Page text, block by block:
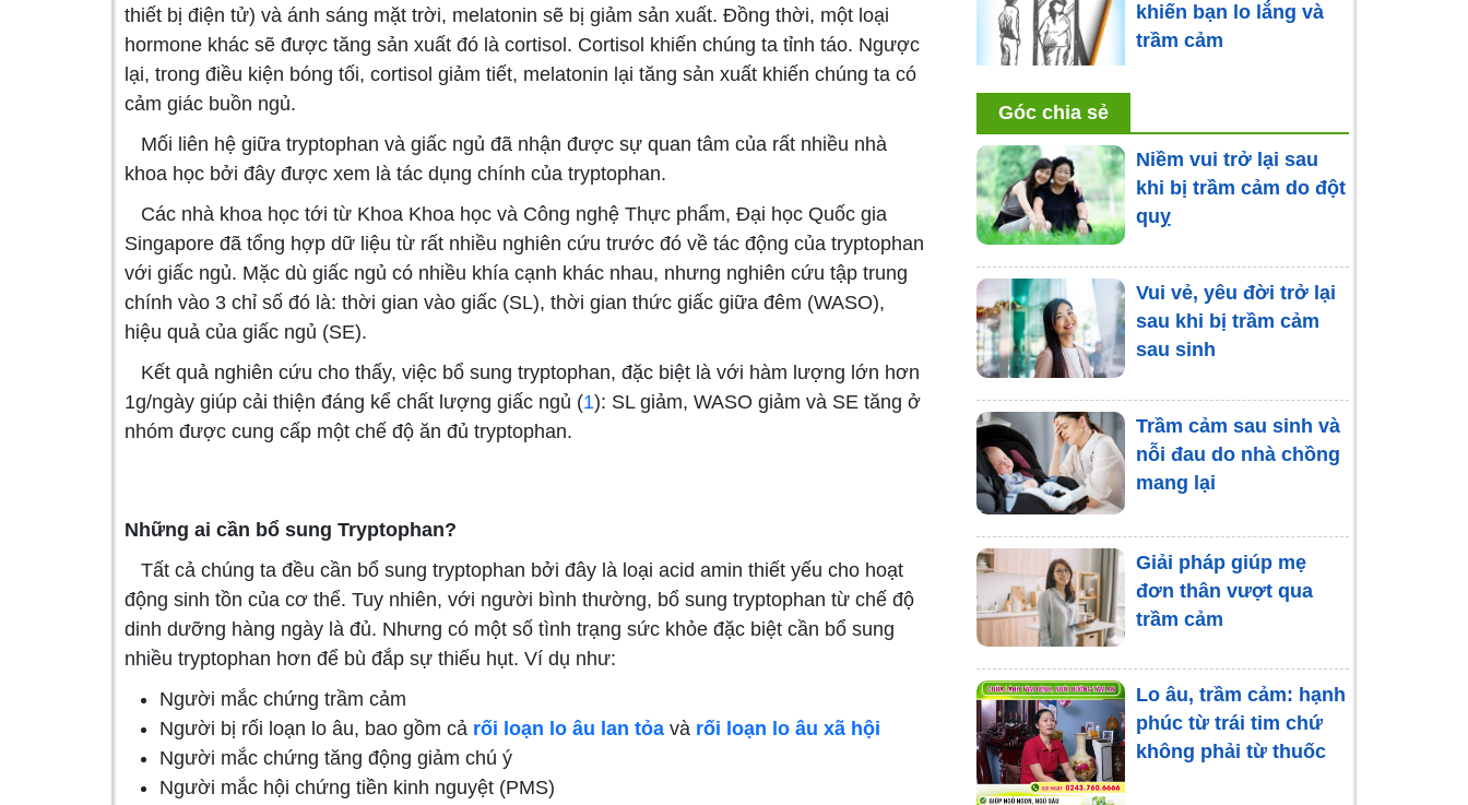
thiết bị điện tử) và ánh sáng mặt trời, melatonin sẽ bị giảm sản xuất. Đồng thời, một loại
hormone khác sẽ được tăng sản xuất đó là cortisol. Cortisol khiến chúng ta tỉnh táo. Ngược
lại, trong điều kiện bóng tối, cortisol giảm tiết, melatonin lại tăng sản xuất khiến chúng ta có
cảm giác buồn ngủ.
Mối liên hệ giữa tryptophan và giấc ngủ đã nhận được sự quan tâm của rất nhiều nhà
khoa học bởi đây được xem là tác dụng chính của tryptophan.
Các nhà khoa học tới từ Khoa Khoa học và Công nghệ Thực phẩm, Đại học Quốc gia
Singapore đã tổng hợp dữ liệu từ rất nhiều nghiên cứu trước đó về tác động của tryptophan
với giấc ngủ. Mặc dù giấc ngủ có nhiều khía cạnh khác nhau, nhưng nghiên cứu tập trung
chính vào 3 chỉ số đó là: thời gian vào giấc (SL), thời gian thức giấc giữa đêm (WASO),
hiệu quả của giấc ngủ (SE).
Kết quả nghiên cứu cho thấy, việc bổ sung tryptophan, đặc biệt là với hàm lượng lớn hơn
1g/ngày giúp cải thiện đáng kể chất lượng giấc ngủ (1): SL giảm, WASO giảm và SE tăng ở
nhóm được cung cấp một chế độ ăn đủ tryptophan.
Những ai cần bổ sung Tryptophan?
Tất cả chúng ta đều cần bổ sung tryptophan bởi đây là loại acid amin thiết yếu cho hoạt
động sinh tồn của cơ thể. Tuy nhiên, với người bình thường, bổ sung tryptophan từ chế độ
dinh dưỡng hàng ngày là đủ. Nhưng có một số tình trạng sức khỏe đặc biệt cần bổ sung
nhiều tryptophan hơn để bù đắp sự thiếu hụt. Ví dụ như:
Người mắc chứng trầm cảm
Người bị rối loạn lo âu, bao gồm cả rối loạn lo âu lan tỏa và rối loạn lo âu xã hội
Người mắc chứng tăng động giảm chú ý
Người mắc hội chứng tiền kinh nguyệt (PMS)
khiến bạn lo lắng và
trầm cảm
Trầm cảm tuổi già
Trầm cảm sau tai biến
mạch máu não dùng
BoniBrain có hiệu quả
Phát bệnh, rối loạn
tâm thần vì phải kiêng
cữ sau sinh
Khi sự quan tâm cản
trở sự phát triển của
con trẻ
Góc chia sẻ
Niềm vui trở lại sau
khi bị trầm cảm do đột
quỵ
Vui vẻ, yêu đời trở lại
sau khi bị trầm cảm
sau sinh
Trầm cảm sau sinh và
nỗi đau do nhà chồng
mang lại
Giải pháp giúp mẹ
đơn thân vượt qua
trầm cảm
Lo âu, trầm cảm: hạnh
phúc từ trái tim chứ
không phải từ thuốc